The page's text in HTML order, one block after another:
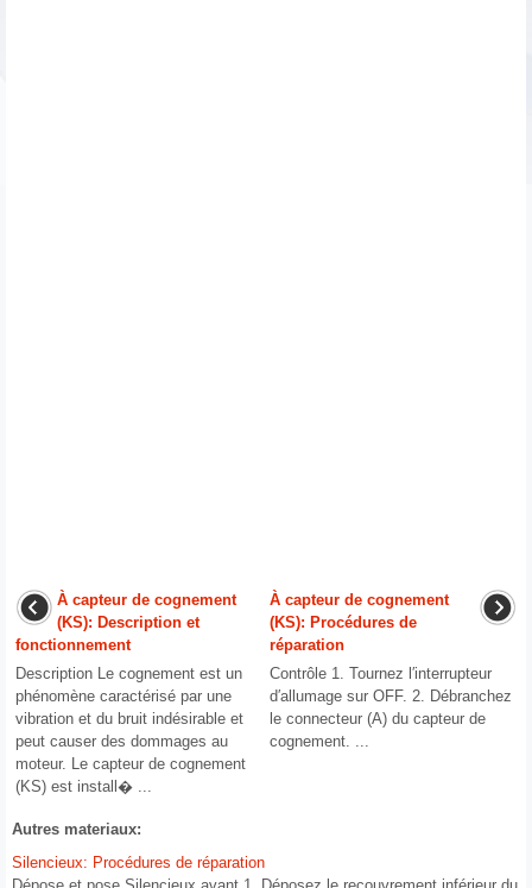
À capteur de cognement
(KS): Description et
fonctionnement
Description Le cognement est un
phénomène caractérisé par une
vibration et du bruit indésirable et
peut causer des dommages au
moteur. Le capteur de cognement
(KS) est install� ...
À capteur de cognement
(KS): Procédures de
réparation
Contrôle 1. Tournez l′interrupteur
d′allumage sur OFF. 2. Débranchez
le connecteur (A) du capteur de
cognement. ...
Autres materiaux:
Silencieux: Procédures de réparation